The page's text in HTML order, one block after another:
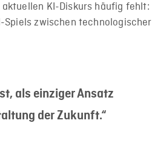
KI-Diskurs häufig fehlt:
zwischen technologischer
als einziger Ansatz
der Zukunft.“